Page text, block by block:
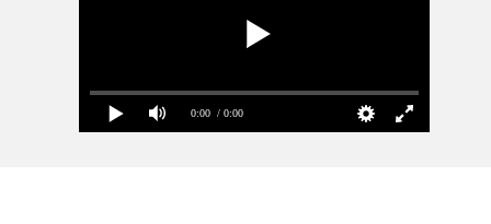
0:00 / 0:00